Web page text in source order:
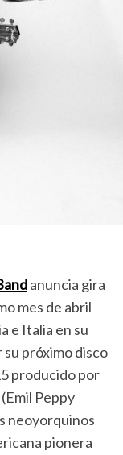
anuncia gira
mes de abril
e Italia en su
próximo disco
producido por
Peppy
neoyorquinos
pionera